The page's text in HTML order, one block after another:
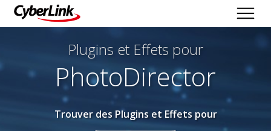
Plugins et Effets pour
PhotoDirector
Trouver des Plugins et Effets pour